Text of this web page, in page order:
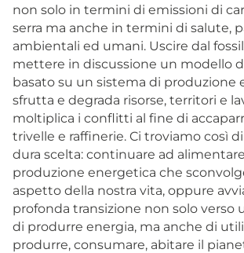
non solo in termini di emissioni di
serra ma anche in termini di salute,
ambientali ed umani. Uscire dal
mettere in discussione un modello
basato su un sistema di produzione
sfrutta e degrada risorse, territori e
moltiplica i conflitti al fine di
trivelle e raffinerie. Ci troviamo così
dura scelta: continuare ad
produzione energetica che
aspetto della nostra vita, oppure
profonda transizione non solo verso
di produrre energia, ma anche di
produrre, consumare, abitare il